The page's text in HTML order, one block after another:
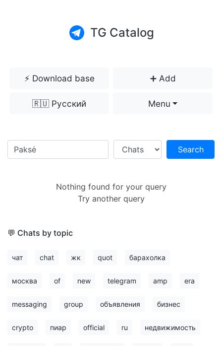
TG Catalog
⚡️ Download base ➕ Add
🇷🇺 Русский Menu
Search
Nothing found for your query
Try another query
💬 Chats by topic
чат chat жк quot барахолка
москва of new telegram amp era
messaging group объявления бизнес
crypto пиар official ru недвижимость